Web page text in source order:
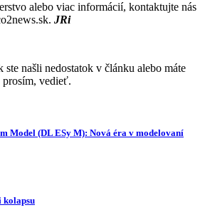
alebo viac informácií, kontaktujte nás
JRi
ste našli nedostatok v článku alebo máte
prosím, vedieť.
Model (DL ESy M): Nová éra v modelovaní
kolapsu